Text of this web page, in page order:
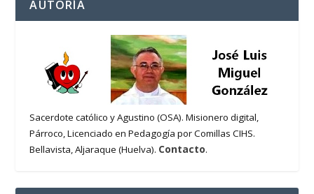
AUTORÍA
Sacerdote católico y Agustino (OSA). Misionero digital,
Párroco, Licenciado en Pedagogía por Comillas CIHS.
Bellavista, Aljaraque (Huelva). Contacto.